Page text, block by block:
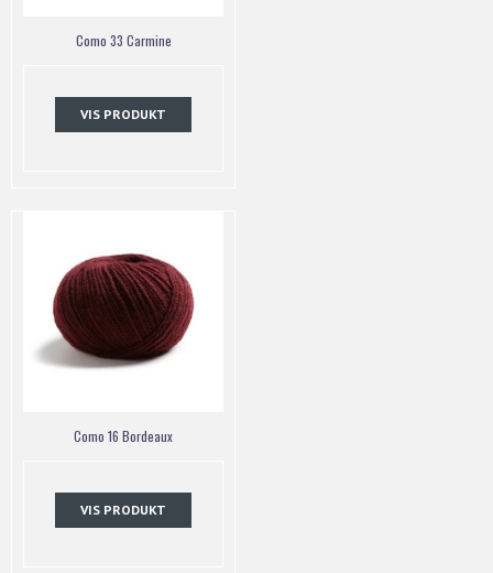
Como 33 Carmine
VIS PRODUKT
Como 16 Bordeaux
VIS PRODUKT